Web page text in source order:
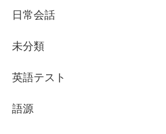
日常会話
未分類
英語テスト
語源